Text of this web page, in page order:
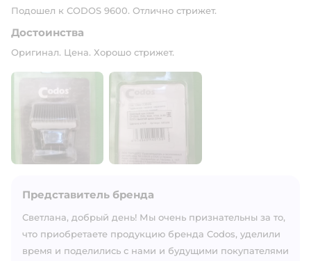
Подошел к CODOS 9600. Отлично стрижет.
Достоинства
Оригинал. Цена. Хорошо стрижет.
Представитель бренда
Светлана, добрый день! Мы очень признательны за то,
что приобретаете продукцию бренда Codos, уделили
время и поделились с нами и будущими покупателями